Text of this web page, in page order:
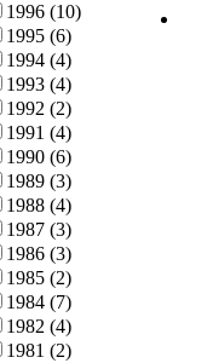
1996 (10)
1995 (6)
1994 (4)
1993 (4)
1992 (2)
1991 (4)
1990 (6)
1989 (3)
1988 (4)
1987 (3)
1986 (3)
1985 (2)
1984 (7)
1982 (4)
1981 (2)